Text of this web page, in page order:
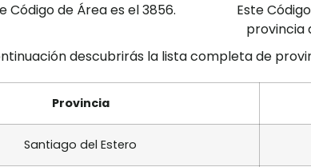
Código de Área es el 3856.
Este
provincia
descubrirás la lista completa de
Provincia
Santiago del Estero